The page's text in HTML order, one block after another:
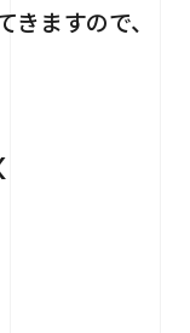
ますので、